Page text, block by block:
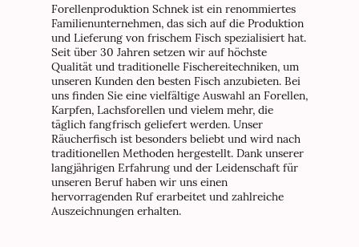
Forellenproduktion Schnek ist ein renommiertes
Familienunternehmen, das sich auf die Produktion
und Lieferung von frischem Fisch spezialisiert hat.
Seit über 30 Jahren setzen wir auf höchste
Qualität und traditionelle Fischereitechniken, um
unseren Kunden den besten Fisch anzubieten. Bei
uns finden Sie eine vielfältige Auswahl an Forellen,
Karpfen, Lachsforellen und vielem mehr, die
täglich fangfrisch geliefert werden. Unser
Räucherfisch ist besonders beliebt und wird nach
traditionellen Methoden hergestellt. Dank unserer
langjährigen Erfahrung und der Leidenschaft für
unseren Beruf haben wir uns einen
hervorragenden Ruf erarbeitet und zahlreiche
Auszeichnungen erhalten.